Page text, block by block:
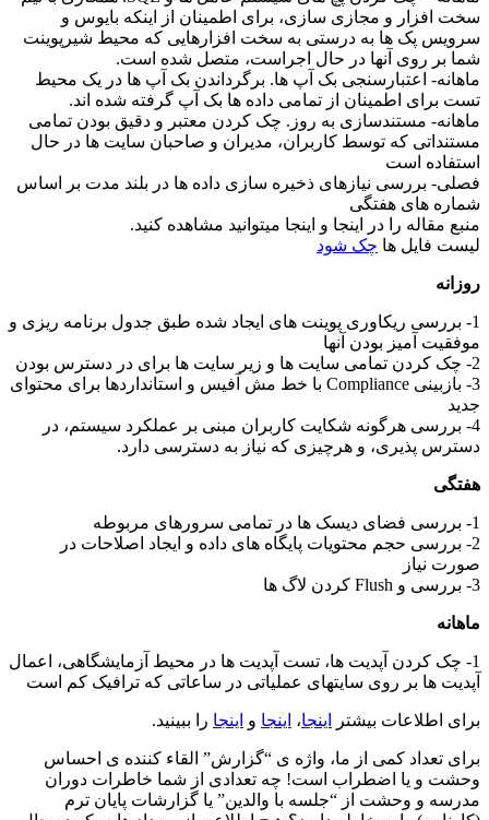
سخت افزار و مجازی سازی، برای اطمینان از اینکه بایوس و
سرویس پک ها به درستی به سخت افزارهایی که محیط شیرپوینت
شما بر روی آنها در حال اجراست، متصل شده است.
ماهانه- اعتبارسنجی بک آپ ها. برگرداندن بک آپ ها در یک محیط
تست برای اطمینان از تمامی داده ها بک آپ گرفته شده اند.
ماهانه- مستندسازی به روز. چک کردن معتبر و دقیق بودن تمامی
مستنداتی که توسط کاربران، مدیران و صاحبان سایت ها در حال
استفاده است
فصلی- بررسی نیازهای ذخیره سازی داده ها در بلند مدت بر اساس
شماره های هفتگی
منبع مقاله را در اینجا و اینجا میتوانید مشاهده کنید.
لیست فایل ها چک شود
روزانه
1- بررسی ریکاوری پوینت های ایجاد شده طبق جدول برنامه ریزی و
موفقیت آمیز بودن آنها
2- چک کردن تمامی سایت ها و زیر سایت ها برای در دسترس بودن
3- بازبینی Compliance با خط مش آفیس و استانداردها برای محتوای
جدید
4- بررسی هرگونه شکایت کاربران مبنی بر عملکرد سیستم، در
دسترس پذیری، و هرچیزی که نیاز به دسترسی دارد.
هفتگی
1- بررسی فضای دیسک ها در تمامی سرورهای مربوطه
2- بررسی حجم محتویات پایگاه های داده و ایجاد اصلاحات در
صورت نیاز
3- بررسی و Flush کردن لاگ ها
ماهانه
1- چک کردن آپدیت ها، تست آپدیت ها در محیط آزمایشگاهی، اعمال
آپدیت ها بر روی سایتهای عملیاتی در ساعاتی که ترافیک کم است
برای اطلاعات بیشتر اینجا، اینجا و اینجا را ببینید.
برای تعداد کمی از ما، واژه ی “گزارش” القاء کننده ی احساس
وحشت و یا اضطراب است! چه تعدادی از شما خاطرات دوران
مدرسه و وحشت از “جلسه با والدین” یا گزارشات پایان ترم